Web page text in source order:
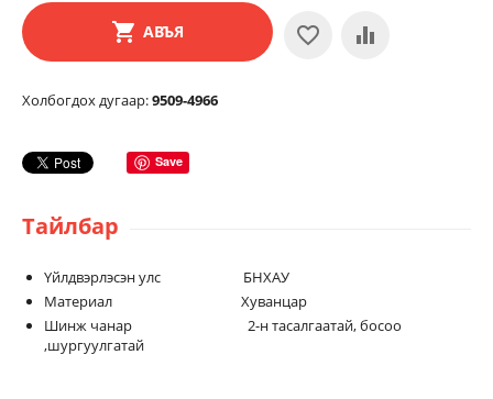
АВЪЯ
Холбогдох дугаар:9509-4966
Save
Тайлбар
Үйлдвэрлэсэн улс БНХАУ
Материал Хуванцар
Шинж чанар 2-н тасалгаатай, босоо
,шургуулгатай